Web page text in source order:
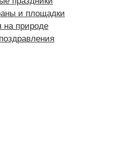
и площадки
на природе